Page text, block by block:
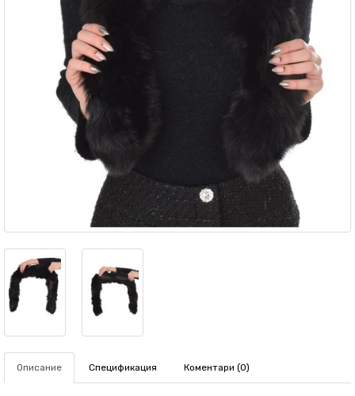
Описание Спецификация Коментари (0)